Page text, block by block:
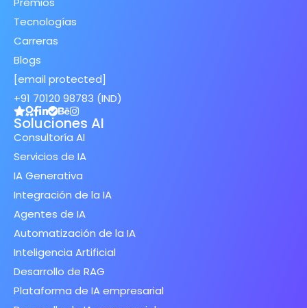
Tecnologías
Carreras
Blogs
[email protected]
+91 70120 98783 (IND)
Soluciones AI
Consultoría AI
Servicios de IA
IA Generativa
Integración de la IA
Agentes de IA
Automatización de la IA
Inteligencia Artificial
Desarrollo de RAG
Plataforma de IA empresarial